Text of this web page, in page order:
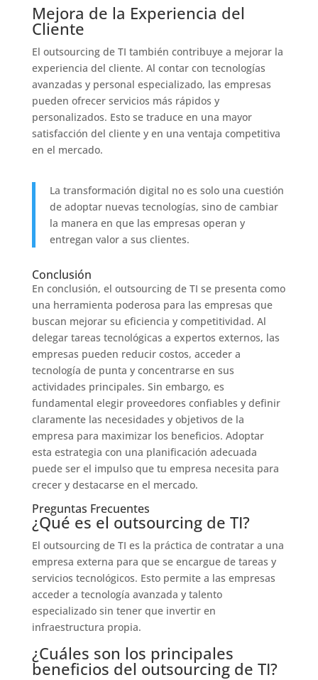
Mejora de la Experiencia del
Cliente
El outsourcing de TI también contribuye a mejorar la
experiencia del cliente. Al contar con tecnologías
avanzadas y personal especializado, las empresas
pueden ofrecer servicios más rápidos y
personalizados. Esto se traduce en una mayor
satisfacción del cliente y en una ventaja competitiva
en el mercado.
La transformación digital no es solo una cuestión
de adoptar nuevas tecnologías, sino de cambiar
la manera en que las empresas operan y
entregan valor a sus clientes.
Conclusión
En conclusión, el outsourcing de TI se presenta como
una herramienta poderosa para las empresas que
buscan mejorar su eficiencia y competitividad. Al
delegar tareas tecnológicas a expertos externos, las
empresas pueden reducir costos, acceder a
tecnología de punta y concentrarse en sus
actividades principales. Sin embargo, es
fundamental elegir proveedores confiables y definir
claramente las necesidades y objetivos de la
empresa para maximizar los beneficios. Adoptar
esta estrategia con una planificación adecuada
puede ser el impulso que tu empresa necesita para
crecer y destacarse en el mercado.
Preguntas Frecuentes
¿Qué es el outsourcing de TI?
El outsourcing de TI es la práctica de contratar a una
empresa externa para que se encargue de tareas y
servicios tecnológicos. Esto permite a las empresas
acceder a tecnología avanzada y talento
especializado sin tener que invertir en
infraestructura propia.
¿Cuáles son los principales
beneficios del outsourcing de TI?